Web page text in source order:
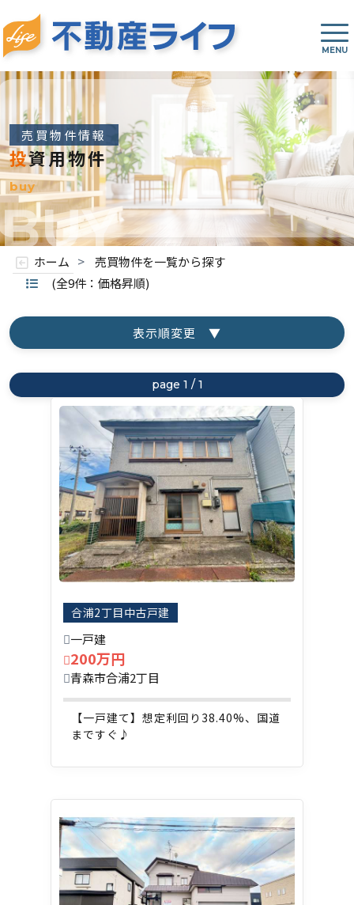
売買物件情報
投資用物件
buy
BUY
ホーム >
売買物件を一覧から探す
(全9件：価格昇順)
表示順変更 ▼
価格昇順
価格降順
土地面積昇順
土地面積降順
page 1 / 1
合浦2丁目中古戸建
一戸建
200万円
青森市合浦2丁目
【一戸建て】想定利回り38.40%、国道
まですぐ♪